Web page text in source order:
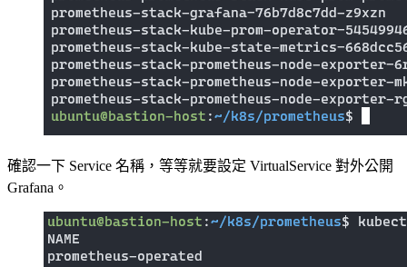
確認一下 Service 名稱，等等就要設定 VirtualService 對外公開
Grafana。